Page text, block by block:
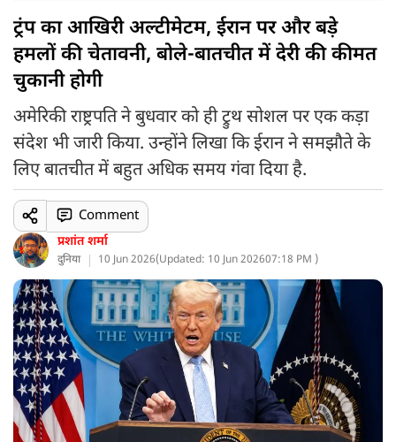
ट्रंप का आखिरी अल्टीमेटम, ईरान पर और बड़े
हमलों की चेतावनी, बोले-बातचीत में देरी की कीमत
चुकानी होगी
अमेरिकी राष्ट्रपति ने बुधवार को ही ट्रुथ सोशल पर एक कड़ा
संदेश भी जारी किया. उन्होंने लिखा कि ईरान ने समझौते के
लिए बातचीत में बहुत अधिक समय गंवा दिया है.
प्रशांत शर्मा
दुनिया 10 Jun 2026(Updated: 10 Jun 202607:18 PM )
Comment